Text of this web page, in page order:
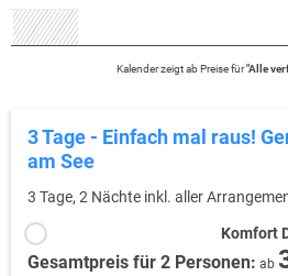
Kalender zeigtab Preise für"Alle
3 Tage - Einfach mal raus!
am See
3 Tage, 2 Nächte inkl. aller
Komfort
Gesamtpreis für 2 Personen: ab